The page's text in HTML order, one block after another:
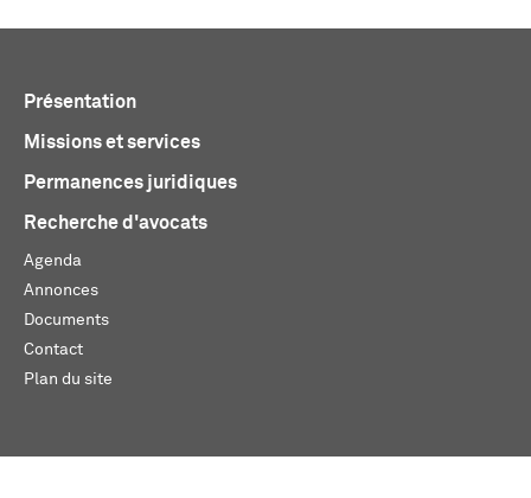
Présentation
Missions et services
Permanences juridiques
Recherche d'avocats
Agenda
Annonces
Documents
Contact
Plan du site